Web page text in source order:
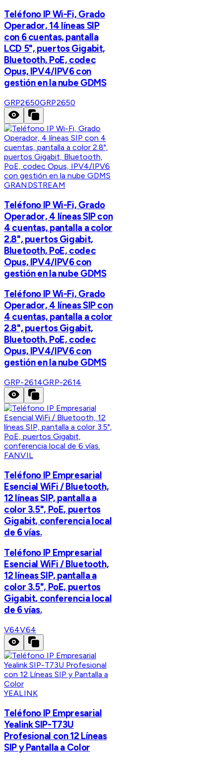
Teléfono IP Wi-Fi, Grado
Operador, 14 líneas SIP
con 6 cuentas, pantalla
LCD 5", puertos Gigabit,
Bluetooth, PoE, codec
Opus, IPV4/IPV6 con
gestión en la nube GDMS
GRP2650GRP2650
GRANDSTREAM
Teléfono IP Wi-Fi, Grado
Operador, 4 líneas SIP con
4 cuentas, pantalla a color
2.8", puertos Gigabit,
Bluetooth, PoE, codec
Opus, IPV4/IPV6 con
gestión en la nube GDMS
Teléfono IP Wi-Fi, Grado
Operador, 4 líneas SIP con
4 cuentas, pantalla a color
2.8", puertos Gigabit,
Bluetooth, PoE, codec
Opus, IPV4/IPV6 con
gestión en la nube GDMS
GRP-2614GRP-2614
FANVIL
Teléfono IP Empresarial
Esencial WiFi / Bluetooth,
12 líneas SIP, pantalla a
color 3.5", PoE, puertos
Gigabit, conferencia local
de 6 vías.
Teléfono IP Empresarial
Esencial WiFi / Bluetooth,
12 líneas SIP, pantalla a
color 3.5", PoE, puertos
Gigabit, conferencia local
de 6 vías.
V64V64
YEALINK
Teléfono IP Empresarial
Yealink SIP-T73U
Profesional con 12 Líneas
SIP y Pantalla a Color